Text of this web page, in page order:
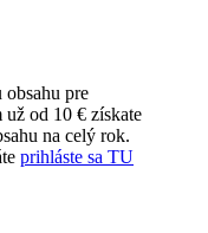
pre
od 10 € získate
na celý rok.
prihláste sa TU